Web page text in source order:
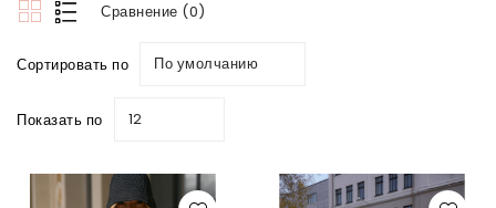
Сравнение (0)
Сортировать по По умолчанию
Показать по 12